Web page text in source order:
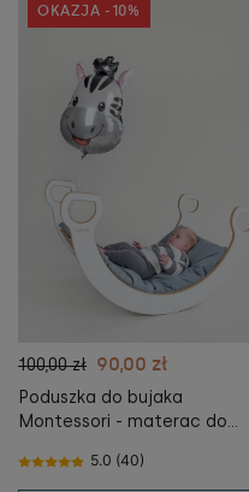
100,00 zł 90,00 zł
Poduszka do bujaka
Montessori - materac do
SZARY
5.0 (40)
OKAZJA -10%